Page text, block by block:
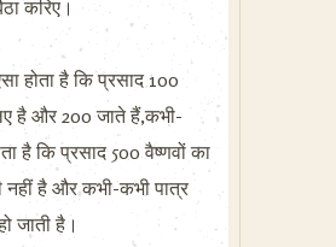
करिए।
होता है कि प्रसाद 100
है और 200 जाते हैं,कभी-
है कि प्रसाद 500 वैष्णवों का
नहीं है और कभी-कभी पात्र
जाती है।